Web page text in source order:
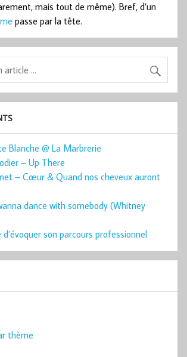
mais tout de même). Bref, d’un
me passe par la tête.
Blanche @ La Marbrerie
– Up There
– Cœur & Quand nos cheveux auront
dance with somebody (Whitney
d’évoquer son parcours professionnel
thème